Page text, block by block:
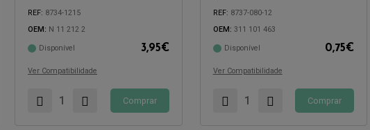
REF: 8734-1215
OEM: N 11 212 2
Disponível 3,95€
Ver Compatibilidade
Comprar
REF: 8737-080-12
OEM: 311 101 463
Disponível 0,75€
Ver Compatibilidade
Comprar